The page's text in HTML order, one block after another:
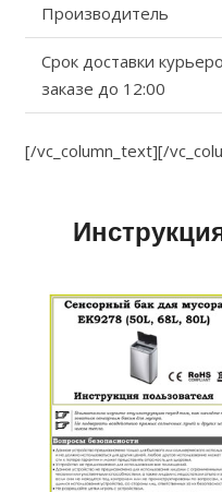
Производитель
Срок доставки
заказе до 12:00
[/vc_column_text][/